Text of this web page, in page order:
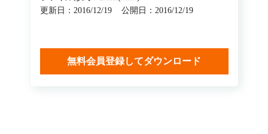
更新日：2016/12/19
公開日：2016/12/19
無料会員登録してダウンロード